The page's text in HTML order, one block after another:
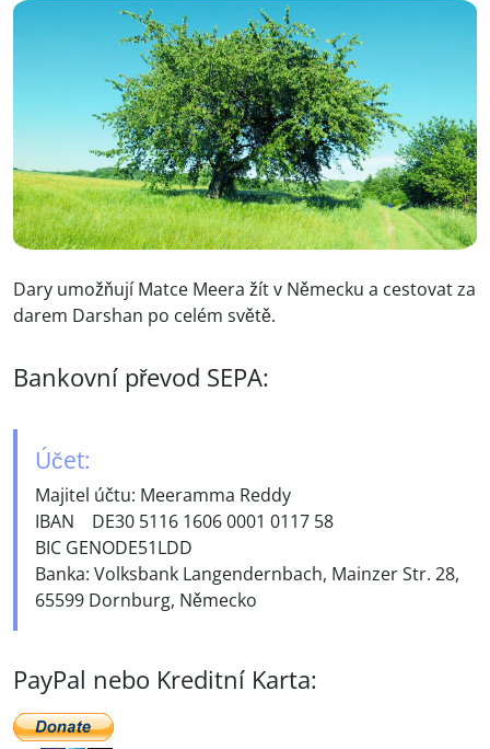
Dary umožňují Matce Meera žít v Německu a cestovat za
darem Darshan po celém světě.
Bankovní převod SEPA:
Účet:
Majitel účtu: Meeramma Reddy
IBAN DE30 5116 1606 0001 0117 58
BIC GENODE51LDD
Banka: Volksbank Langendernbach, Mainzer Str. 28,
65599 Dornburg, Německo
PayPal nebo Kreditní Karta: